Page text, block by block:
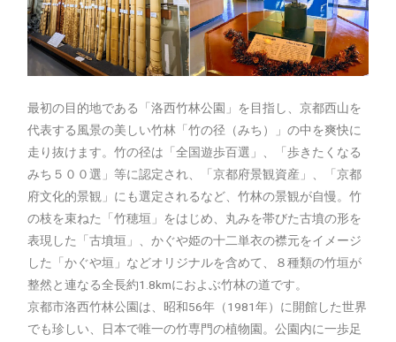
最初の目的地である「洛西竹林公園」を目指し、京都西山を
代表する風景の美しい竹林「竹の径（みち）」の中を爽快に
走り抜けます。竹の径は「全国遊歩百選」、「歩きたくなる
みち５００選」等に認定され、「京都府景観資産」、「京都
府文化的景観」にも選定されるなど、竹林の景観が自慢。竹
の枝を束ねた「竹穂垣」をはじめ、丸みを帯びた古墳の形を
表現した「古墳垣」、かぐや姫の十二単衣の襟元をイメージ
した「かぐや垣」などオリジナルを含めて、８種類の竹垣が
整然と連なる全長約1.8kmにおよぶ竹林の道です。
京都市洛西竹林公園は、昭和56年（1981年）に開館した世界
でも珍しい、日本で唯一の竹専門の植物園。公園内に一歩足